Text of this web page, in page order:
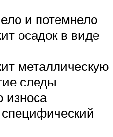
и потемнело
осадок в виде
металлическую
следы
износа